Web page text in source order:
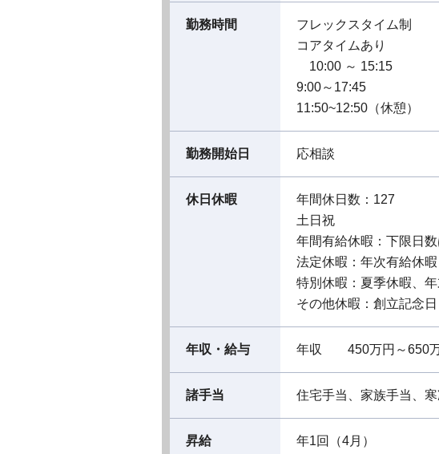
勤務時間
フレックスタイム制
コアタイムあり
10:00 ～ 15:15
9:00～17:45
11:50~12:50（休憩）
勤務開始日 応相談
休日休暇
年間休日数：127
土日祝
年間有給休暇：下限日
法定休暇：年次有給休暇
特別休暇：夏季休暇、
その他休暇：創立記念
年収・給与 年収 450万円～650
諸手当 住宅手当、家族手当、
昇給 年1回（4月）